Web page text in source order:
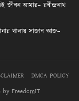
আমার– রবীন্দ্রনাথ
থালায় সাজাব আজ–
DMCA POLICY
by FreedomIT